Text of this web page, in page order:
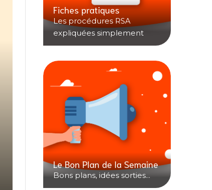
Fiches pratiques
Les procédures RSA
expliquées simplement
Le Bon Plan de la Semaine
Bons plans, idées sorties...